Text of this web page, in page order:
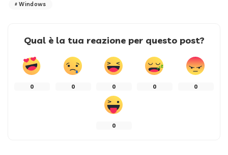
Windows
Qual è la tua reazione per questo post?
0 0 0 0 0
0